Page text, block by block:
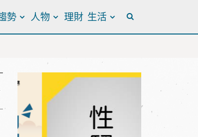
勢 人物 理財 生活
全站搜尋